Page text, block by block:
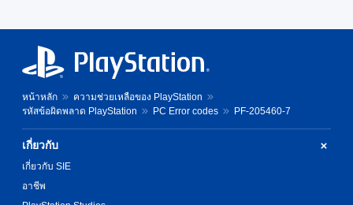
หน้าหลัก
ความช่วยเหลือของ PlayStation
รหัสข้อผิดพลาด PlayStation
PC Error codes PF-205460-7
เกี่ยวกับ
เกี่ยวกับ SIE
อาชีพ